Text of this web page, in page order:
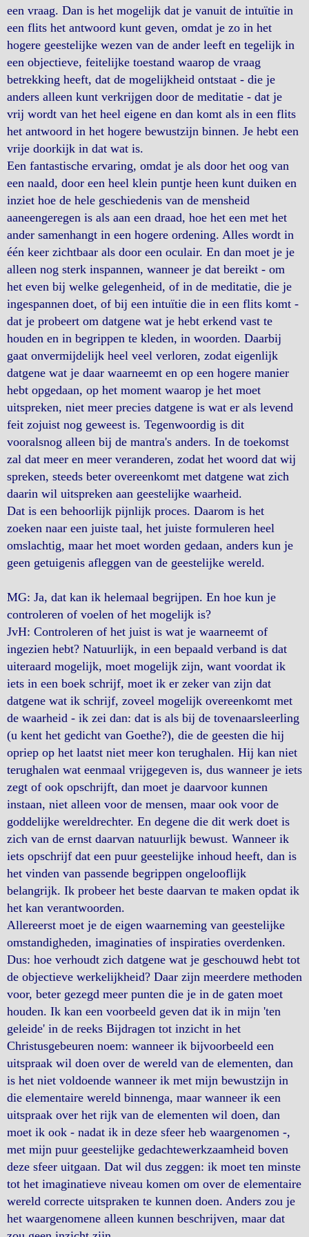
een vraag. Dan is het mogelijk dat je vanuit de intuïtie in
een flits het antwoord kunt geven, omdat je zo in het
hogere geestelijke wezen van de ander leeft en tegelijk in
een objectieve, feitelijke toestand waarop de vraag
betrekking heeft, dat de mogelijkheid ontstaat - die je
anders alleen kunt verkrijgen door de meditatie - dat je
vrij wordt van het heel eigene en dan komt als in een flits
het antwoord in het hogere bewustzijn binnen. Je hebt een
vrije doorkijk in dat wat is.
Een fantastische ervaring, omdat je als door het oog van
een naald, door een heel klein puntje heen kunt duiken en
inziet hoe de hele geschiedenis van de mensheid
aaneengeregen is als aan een draad, hoe het een met het
ander samenhangt in een hogere ordening. Alles wordt in
één keer zichtbaar als door een oculair. En dan moet je je
alleen nog sterk inspannen, wanneer je dat bereikt - om
het even bij welke gelegenheid, of in de meditatie, die je
ingespannen doet, of bij een intuïtie die in een flits komt -
dat je probeert om datgene wat je hebt erkend vast te
houden en in begrippen te kleden, in woorden. Daarbij
gaat onvermijdelijk heel veel verloren, zodat eigenlijk
datgene wat je daar waarneemt en op een hogere manier
hebt opgedaan, op het moment waarop je het moet
uitspreken, niet meer precies datgene is wat er als levend
feit zojuist nog geweest is. Tegenwoordig is dit
vooralsnog alleen bij de mantra's anders. In de toekomst
zal dat meer en meer veranderen, zodat het woord dat wij
spreken, steeds beter overeenkomt met datgene wat zich
daarin wil uitspreken aan geestelijke waarheid.
Dat is een behoorlijk pijnlijk proces. Daarom is het
zoeken naar een juiste taal, het juiste formuleren heel
omslachtig, maar het moet worden gedaan, anders kun je
geen getuigenis afleggen van de geestelijke wereld.
MG: Ja, dat kan ik helemaal begrijpen. En hoe kun je
controleren of voelen of het mogelijk is?
JvH: Controleren of het juist is wat je waarneemt of
ingezien hebt? Natuurlijk, in een bepaald verband is dat
uiteraard mogelijk, moet mogelijk zijn, want voordat ik
iets in een boek schrijf, moet ik er zeker van zijn dat
datgene wat ik schrijf, zoveel mogelijk overeenkomt met
de waarheid - ik zei dan: dat is als bij de tovenaarsleerling
(u kent het gedicht van Goethe?), die de geesten die hij
opriep op het laatst niet meer kon terughalen. Hij kan niet
terughalen wat eenmaal vrijgegeven is, dus wanneer je iets
zegt of ook opschrijft, dan moet je daarvoor kunnen
instaan, niet alleen voor de mensen, maar ook voor de
goddelijke wereldrechter. En degene die dit werk doet is
zich van de ernst daarvan natuurlijk bewust. Wanneer ik
iets opschrijf dat een puur geestelijke inhoud heeft, dan is
het vinden van passende begrippen ongelooflijk
belangrijk. Ik probeer het beste daarvan te maken opdat ik
het kan verantwoorden.
Allereerst moet je de eigen waarneming van geestelijke
omstandigheden, imaginaties of inspiraties overdenken.
Dus: hoe verhoudt zich datgene wat je geschouwd hebt tot
de objectieve werkelijkheid? Daar zijn meerdere methoden
voor, beter gezegd meer punten die je in de gaten moet
houden. Ik kan een voorbeeld geven dat ik in mijn 'ten
geleide' in de reeks Bijdragen tot inzicht in het
Christusgebeuren noem: wanneer ik bijvoorbeeld een
uitspraak wil doen over de wereld van de elementen, dan
is het niet voldoende wanneer ik met mijn bewustzijn in
die elementaire wereld binnenga, maar wanneer ik een
uitspraak over het rijk van de elementen wil doen, dan
moet ik ook - nadat ik in deze sfeer heb waargenomen -,
met mijn puur geestelijke gedachtewerkzaamheid boven
deze sfeer uitgaan. Dat wil dus zeggen: ik moet ten minste
tot het imaginatieve niveau komen om over de elementaire
wereld correcte uitspraken te kunnen doen. Anders zou je
het waargenomene alleen kunnen beschrijven, maar dat